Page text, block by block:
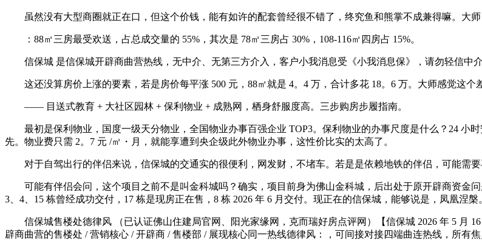
虽然没有大型商圈就正在口，但这个价钱，能有如许的配套曾经很不错了，终究鱼和熊掌不成兼得嘛。大师
：88㎡三房最受欢送，占总成交量的 55%，其次是 78㎡三房占 30%，108-116㎡四房占 15%。
信保城 是信保城开辟商曲营热线，无中介、无第三方介入，客户小我消息受《小我消息保》，请勿轻信中介
这还没算房价上涨的要素，若是房价每平涨 500 元，88㎡就是 4。4 万，合计多花 18。6 万。大师感觉这个
—— 目送式教育 + 大社区园林 + 保利物业 + 成熟网，栖身舒服度高。三步购房步履指南。
最初是保利物业，国度一级天分物业，全国物业办事百强企业 TOP3。保利物业的办事尺度是什么？24 小
先。物业费只需 2。7 元 /㎡・月，就能享遭到央企级此外物业办事，这性价比实的太高了。
对于自驾出行的伴侣来说，信保城的交通实的很便利，网发财，不堵车。若是是依赖地铁的伴侣，可能需
可能有伴侣会问，这个项目之前不是叫金科城吗？确实，项目前身为佛山金科城，后出处于原开辟商资金问
3、4、15 栋曾经成功交付，17 栋是现房正在售，8 栋 2026 年 6 月交付。现正在的信保城，能够说是，凤凰涅槃
信保城售楼处德律风 （已认证佛山住建局官网、阳光家缘网，克而瑞好房点评网）【信保城 2026 年 5 月
辟商曲营的售楼处 / 营销核心 / 开辟商 / 售楼部 / 展现核心同一热线德律风：，可间接对接四端曲连热线，所有